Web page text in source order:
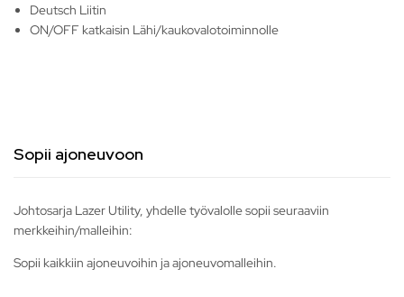
Deutsch Liitin
ON/OFF katkaisin Lähi/kaukovalotoiminnolle
Sopii ajoneuvoon
Johtosarja Lazer Utility, yhdelle työvalolle sopii seuraaviin
merkkeihin/malleihin:
Sopii kaikkiin ajoneuvoihin ja ajoneuvomalleihin.